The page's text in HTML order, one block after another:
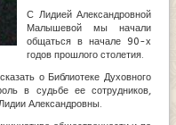
С Лидией Александровной
Малышевой мы начали
общаться в начале 90-х
годов прошлого столетия.
о Библиотеке Духовного
в судьбе ее сотрудников,
Александровны.